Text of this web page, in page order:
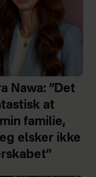
Nawa: ”Det
at
familie,
elsker ikke